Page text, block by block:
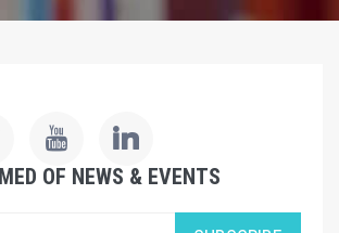
OF NEWS & EVENTS